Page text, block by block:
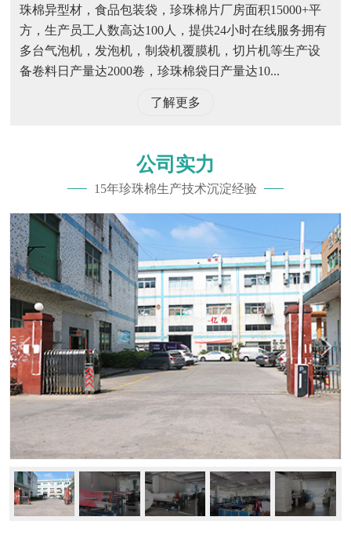
珠棉异型材，食品包装袋，珍珠棉片厂房面积15000+平
方，生产员工人数高达100人，提供24小时在线服务拥有
多台气泡机，发泡机，制袋机覆膜机，切片机等生产设
备卷料日产量达2000卷，珍珠棉袋日产量达10...
了解更多
公司实力
15年珍珠棉生产技术沉淀经验